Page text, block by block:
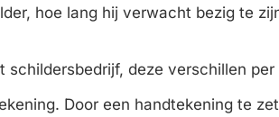
hoe lang hij verwacht bezig te
schildersbedrijf, deze verschillen per
Door een handtekening te